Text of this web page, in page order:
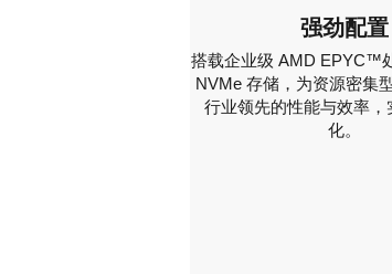
强劲配置
搭载企业级 AMD EPYC™
NVMe 存储，为资源密集
行业领先的性能与效率，
化。